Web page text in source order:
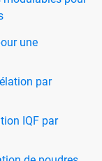
une
par
IQF par